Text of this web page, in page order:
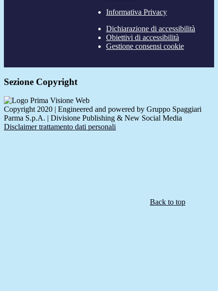
Informativa Privacy
Dichiarazione di accessibilità
Obiettivi di accessibilità
Gestione consensi cookie
Sezione Copyright
Copyright 2020 | Engineered and powered by Gruppo Spaggiari
Parma S.p.A. | Divisione Publishing & New Social Media
Disclaimer trattamento dati personali
Back to top